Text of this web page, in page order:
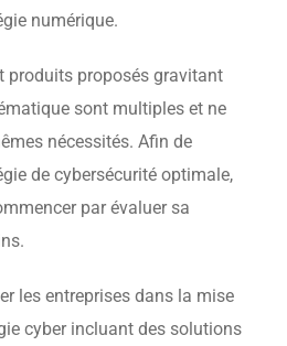
numérique.
produits proposés gravitant
sont multiples et ne
nécessités. Afin de
de cybersécurité optimale,
par évaluer sa
les entreprises dans la mise
cyber incluant des solutions